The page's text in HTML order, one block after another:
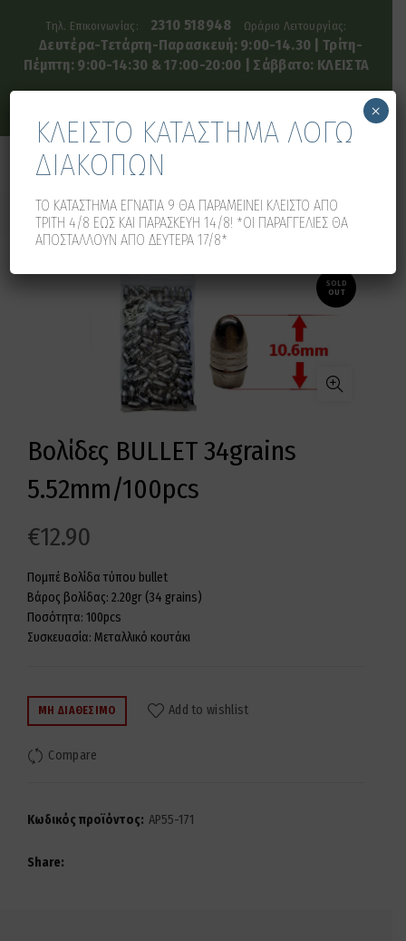
Τηλ. Επικοινωνίας: 2310 518948 Ωράριο Λειτουργίας:
Δευτέρα-Τετάρτη-Παρασκευή: 9:00-14.30 | Τρίτη-
Πέμπτη: 9:00-14:30 & 17:00-20:00 | Σάββατο: ΚΛΕΙΣΤΑ
SOLD
OUT
Βολίδες BULLET 34grains
5.52mm/100pcs
€12.90
Πομπέ Βολίδα τύπου bullet
Βάρος βολίδας: 2.20gr (34 grains)
Ποσότητα: 100pcs
Συσκευασία: Μεταλλικό κουτάκι
ΜΗ ΔΙΑΘΈΣΙΜΟ Add to wishlist
Compare
Κωδικός προϊόντος: AP55-171
Share
ΚΛΕΙΣΤΟ ΚΑΤΑΣΤΗΜΑ ΛΟΓΩ
ΔΙΑΚΟΠΩΝ
ΤΟ ΚΑΤΑΣΤΗΜΑ ΕΓΝΑΤΙΑ 9 ΘΑ ΠΑΡΑΜΕΙΝΕΙ ΚΛΕΙΣΤΟ ΑΠΟ
ΤΡΙΤΗ 4/8 ΕΩΣ ΚΑΙ ΠΑΡΑΣΚΕΥΗ 14/8! *ΟΙ ΠΑΡΑΓΓΕΛΙΕΣ ΘΑ
ΑΠΟΣΤΑΛΛΟΥΝ ΑΠΟ ΔΕΥΤΕΡΑ 17/8*
×